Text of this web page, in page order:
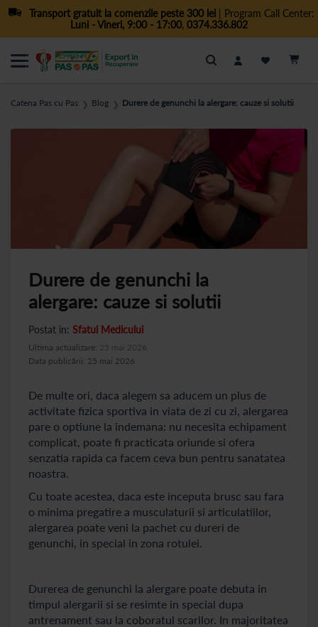
Transport gratuit la comenzile peste 300 lei| Program Call Center:
Luni - Vineri, 9:00 - 17:00, 0374.336.802
Cautare
Catena Pas cu Pas ❯ Blog ❯ Durere de genunchi la alergare: cauze si solutii
Durere de genunchi la
alergare: cauze si solutii
Postat in: Sfatul Medicului
Data publicării: 25 mai 2026
Ultima actualizare: 25 mai 2026
De multe ori, daca alegem sa aducem un plus de
activitate fizica sportiva in viata de zi cu zi, alergarea
pare o optiune la indemana: nu necesita echipament
complicat, poate fi practicata oriunde si ofera
senzatia rapida ca facem ceva bun pentru sanatatea
noastra.
Cu toate acestea, daca este inceputa brusc sau fara
o minima pregatire a musculaturii si articulatiilor,
alergarea poate veni la pachet cu dureri de
genunchi, in special in zona rotulei.
Durerea de genunchi la alergare poate debuta in
timpul alergarii si se resimte in special dupa
antrenament sau la coboratul scarilor. In majoritatea